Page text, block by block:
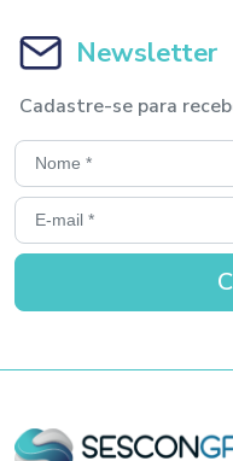
Newsletter
Cadastre-se para